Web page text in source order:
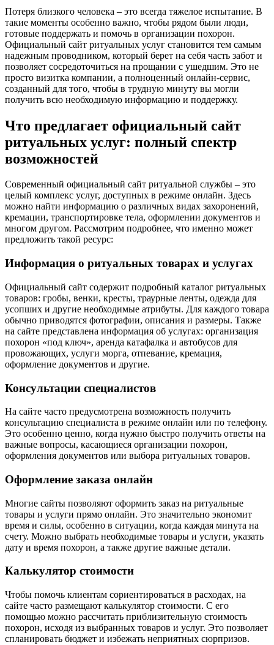
Потеря близкого человека – это всегда тяжелое испытание. В
такие моменты особенно важно, чтобы рядом были люди,
готовые поддержать и помочь в организации похорон.
Официальный сайт ритуальных услуг становится тем самым
надежным проводником, который берет на себя часть забот и
позволяет сосредоточиться на прощании с ушедшим. Это не
просто визитка компании, а полноценный онлайн-сервис,
созданный для того, чтобы в трудную минуту вы могли
получить всю необходимую информацию и поддержку.
Что предлагает официальный сайт
ритуальных услуг: полный спектр
возможностей
Современный официальный сайт ритуальной службы – это
целый комплекс услуг, доступных в режиме онлайн. Здесь
можно найти информацию о различных видах захоронений,
кремации, транспортировке тела, оформлении документов и
многом другом. Рассмотрим подробнее, что именно может
предложить такой ресурс:
Информация о ритуальных товарах и услугах
Официальный сайт содержит подробный каталог ритуальных
товаров: гробы, венки, кресты, траурные ленты, одежда для
усопших и другие необходимые атрибуты. Для каждого товара
обычно приводятся фотографии, описания и размеры. Также
на сайте представлена информация об услугах: организация
похорон «под ключ», аренда катафалка и автобусов для
провожающих, услуги морга, отпевание, кремация,
оформление документов и другие.
Консультации специалистов
На сайте часто предусмотрена возможность получить
консультацию специалиста в режиме онлайн или по телефону.
Это особенно ценно, когда нужно быстро получить ответы на
важные вопросы, касающиеся организации похорон,
оформления документов или выбора ритуальных товаров.
Оформление заказа онлайн
Многие сайты позволяют оформить заказ на ритуальные
товары и услуги прямо онлайн. Это значительно экономит
время и силы, особенно в ситуации, когда каждая минута на
счету. Можно выбрать необходимые товары и услуги, указать
дату и время похорон, а также другие важные детали.
Калькулятор стоимости
Чтобы помочь клиентам сориентироваться в расходах, на
сайте часто размещают калькулятор стоимости. С его
помощью можно рассчитать приблизительную стоимость
похорон, исходя из выбранных товаров и услуг. Это позволяет
спланировать бюджет и избежать неприятных сюрпризов.